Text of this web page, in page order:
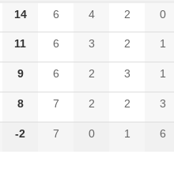
14 6 4 2 0
11 6 3 2 1
9 6 2 3 1
8 7 2 2 3
-2 7 0 1 6